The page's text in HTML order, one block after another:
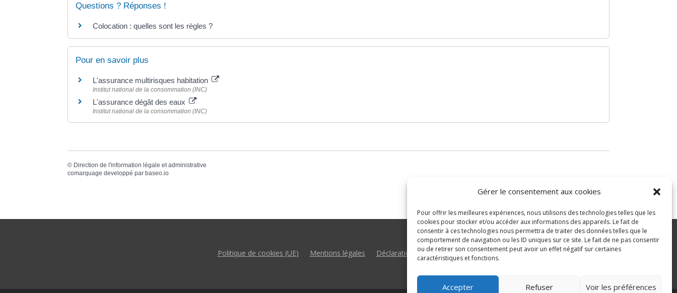
Gérer le consentement aux cookies
Pour offrir les meilleures expériences, nous utilisons des technologies telles que les
cookies pour stocker et/ou accéder aux informations des appareils. Le fait de
consentir à ces technologies nous permettra de traiter des données telles que le
comportement de navigation ou les ID uniques sur ce site. Le fait de ne pas consentir
ou de retirer son consentement peut avoir un effet négatif sur certaines
caractéristiques et fonctions.
Accepter Refuser Voir les préférences
Questions ? Réponses !
Colocation : quelles sont les règles ?
Pour en savoir plus
L'assurance multirisques habitation
Institut national de la consommation (INC)
L'assurance dégât des eaux
Institut national de la consommation (INC)
© Direction de l'information légale et administrative
comarquage developpé par baseo.io
>
Politique de cookies (UE) Mentions légales Déclaration d’accessibilité